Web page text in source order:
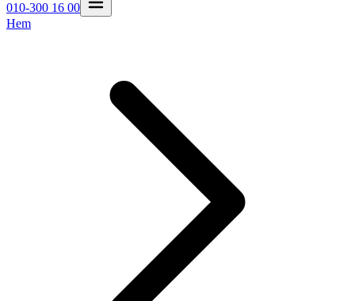
010-300 16 00
Hem